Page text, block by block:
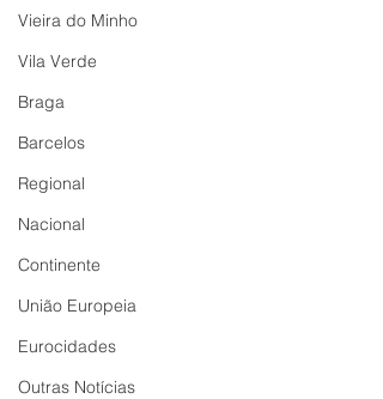
Vieira do Minho
Vila Verde
Braga
Barcelos
Regional
Nacional
Continente
União Europeia
Eurocidades
Outras Notícias